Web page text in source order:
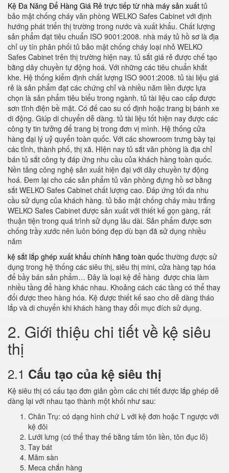
Kệ Đa Năng Để Hàng Giá Rẻ trực tiếp từ nhà máy sản xuất tủ
bảo mật chống cháy văn phòng WELKO Safes Cabinet với định
hướng phát triển thị trường trong nước và xuất khẩu. Chất lượng
sản phẩm đạt tiêu chuẩn ISO 9001:2008. nhà máy tủ hồ sơ là địa
chỉ uy tín phân phối tủ bảo mật chống cháy loại nhỏ WELKO
Safes Cabinet trên thị trường hiện nay. tủ sắt giá rẻ được chế tạo
bằng dây chuyền tự động hoá. Với những các tiêu chuẩn khắt
khe. Hệ thống kiểm định chất lượng ISO 9001:2008. tủ tài liệu giá
rẻ là sản phẩm đạt các chứng chỉ và nhiều năm liền được lựa
chọn là sản phẩm tiêu biểu trong ngành. tủ tài liệu cao cấp được
sơn tĩnh điện bề mặt. Có đế cao su cố định hoặc trang bị bánh xe
di động. Giúp di chuyển dễ dàng. tủ tài liệu tốt hiện nay được các
công ty tin tưởng để trang bị trong đơn vị mình. Hệ thống cửa
hàng đại lý uỷ quyển toàn quốc. Với các showroom trưng bày tại
các tỉnh, thành phố, thị xã. HIện nay tủ sắt văn phòng là địa chỉ
bán tủ sắt công ty đáp ứng nhu cầu của khách hàng toàn quốc.
Nền tảng công nghệ sản xuất hiện đại với dây chuyền tự động
hoá. Đem lại cho các sản phẩm tủ văn phòng đựng hồ sơ bằng
sắt WELKO Safes Cabinet chất lượng cao. Đáp ứng tối đa nhu
cầu sử dụng của khách hàng. tủ bảo mật chống cháy màu trắng
WELKO Safes Cabinet được sản xuất với thiết kế gọn gàng, rất
thuận tiện trong quá trình sử dụng lâu dài. Sản phẩm được sơn
chống trầy xước nên luôn bóng đẹp dù bạn đã sử dụng nhiều
năm
kệ sắt lắp ghép xuất khẩu chính hãng toàn quốc thường được sử
dụng trong hệ thống các siêu thị, siêu thị mini, cửa hàng tạp hóa
để bầy bán sản phẩm… Đây là loại kệ để hàng được chia làm
nhiều tầng để hàng khác nhau. Khoảng cách các tầng có thể thay
đổi được theo hàng hóa. Kệ được thiết kế sao cho dễ dàng tháo
lắp và di chuyển khi khách hàng thay đổi mục đích sử dụng.
2. Giới thiệu chi tiết về kệ siêu
thị
2.1 Cấu tạo của kệ siêu thị
Kệ siêu thị có cấu tạo đơn giản gồm các chi tiết được lắp ghép dễ
dàng lại với nhau tạo thành một khối như sau:
Chân Trụ: có dạng hình chứ L với kệ đơn hoặc T ngược với
kệ đôi
Lưới lưng (có thể thay thế bằng tấm tôn liền, tôn đục lỗ)
Tay bát
Mâm sàn
Meca chắn hàng